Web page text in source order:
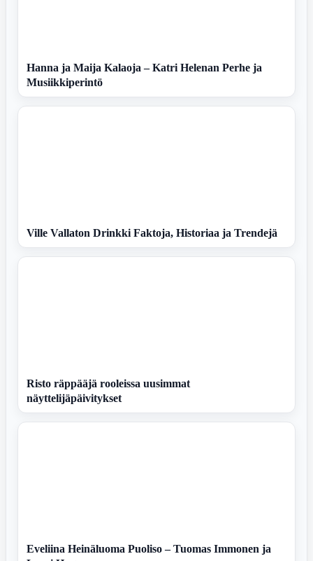
Hanna ja Maija Kalaoja – Katri Helenan Perhe ja
Musiikkiperintö
Ville Vallaton Drinkki Faktoja, Historiaa ja Trendejä
Risto räppääjä rooleissa uusimmat
näyttelijäpäivitykset
Eveliina Heinäluoma Puoliso – Tuomas Immonen ja